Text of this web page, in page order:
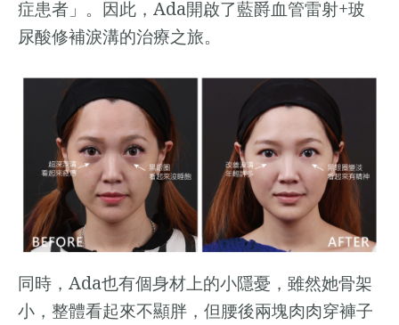
症患者」。因此， Ada開啟了藍爵血管雷射+玻
尿酸修補淚溝的治療之旅。
同時， Ada也有個身材上的小隱憂，雖然她骨架
小，整體看起來不顯胖，但腰後兩塊肉肉穿褲子